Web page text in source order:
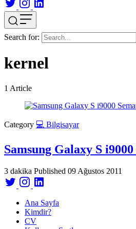
Search for:
kernel
1 Article
Category 💻 Bilgisayar
Samsung Galaxy S
3 dakika Published 09 Ağustos 2011
Ana Sayfa
Kimdir?
CV